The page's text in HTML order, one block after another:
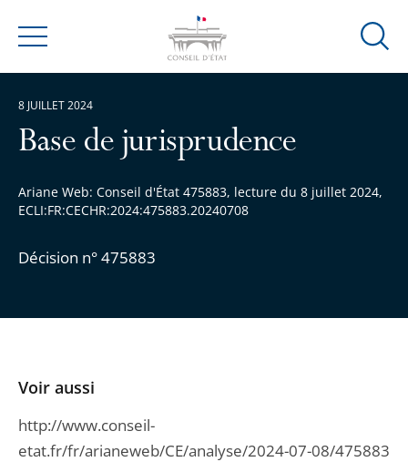
Menu
Ouvrir
Base de jurisprudence
Ariane Web: Conseil d'État 475883, lecture du 8 juillet 2024,
ECLI:FR:CECHR:2024:475883.20240708
Décision n° 475883
8 JUILLET 2024
Voir aussi
http://www.conseil-
etat.fr/fr/arianeweb/CE/analyse/2024-07-08/475883